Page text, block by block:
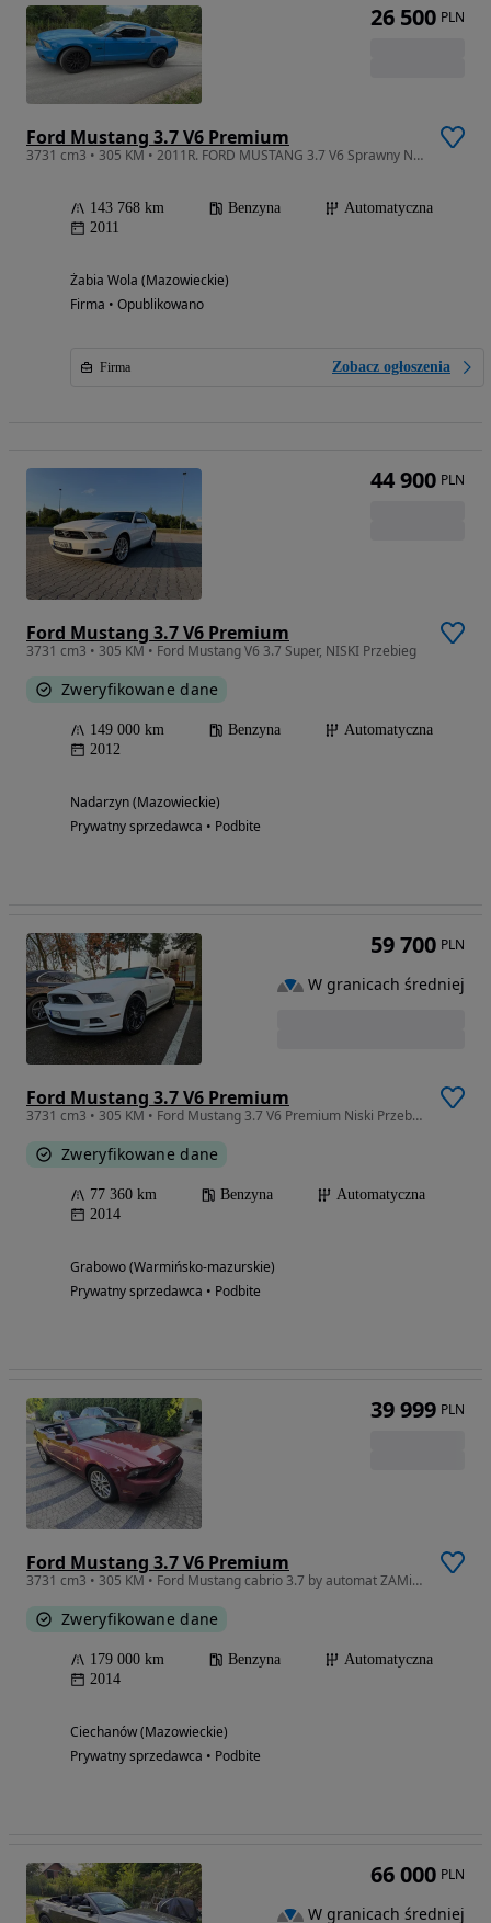
Ford Mustang 3.7 V6 Premium
3731 cm3 • 305 KM • 2011R. FORD MUSTANG 3.7 V6 Sprawny NA MIEJSCU do poprawek
143 768 km Benzyna
Automatyczna
2011
Żabia Wola (Mazowieckie)
Firma • Opublikowano
Firma Zobacz ogłoszenia
26 500 PLN
Ford Mustang 3.7 V6 Premium
3731 cm3 • 305 KM • Ford Mustang V6 3.7 Super, NISKI Przebieg
Zweryfikowane dane
149 000 km Benzyna
Automatyczna
2012
Nadarzyn (Mazowieckie)
Prywatny sprzedawca • Podbite
44 900 PLN
Ford Mustang 3.7 V6 Premium
3731 cm3 • 305 KM • Ford Mustang 3.7 V6 Premium Niski Przebieg
Zweryfikowane dane
77 360 km Benzyna
Automatyczna
2014
Grabowo (Warmińsko-mazurskie)
Prywatny sprzedawca • Podbite
59 700 PLN
W granicach średniej
Ford Mustang 3.7 V6 Premium
3731 cm3 • 305 KM • Ford Mustang cabrio 3.7 by automat ZAMiANA
Zweryfikowane dane
179 000 km Benzyna
Automatyczna
2014
Ciechanów (Mazowieckie)
Prywatny sprzedawca • Podbite
39 999 PLN
66 000 PLN
W granicach średniej